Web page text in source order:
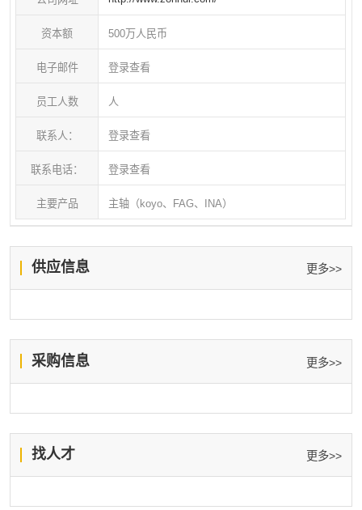
资本额 500万人民币
电子邮件 登录查看
员工人数 人
联系人： 登录查看
联系电话： 登录查看
主要产品 主轴（koyo、FAG、INA）
供应信息 更多>>
采购信息 更多>>
找人才 更多>>